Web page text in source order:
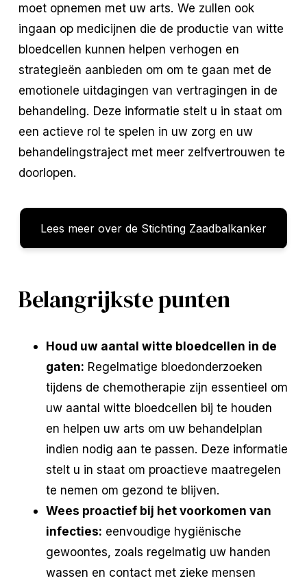
moet opnemen met uw arts. We zullen ook
ingaan op medicijnen die de productie van witte
bloedcellen kunnen helpen verhogen en
strategieën aanbieden om om te gaan met de
emotionele uitdagingen van vertragingen in de
behandeling. Deze informatie stelt u in staat om
een actieve rol te spelen in uw zorg en uw
behandelingstraject met meer zelfvertrouwen te
doorlopen.
Lees meer over de Stichting Zaadbalkanker
Belangrijkste punten
Houd uw aantal witte bloedcellen in de
gaten: Regelmatige bloedonderzoeken
tijdens de chemotherapie zijn essentieel om
uw aantal witte bloedcellen bij te houden
en helpen uw arts om uw behandelplan
indien nodig aan te passen. Deze informatie
stelt u in staat om proactieve maatregelen
te nemen om gezond te blijven.
Wees proactief bij het voorkomen van
infecties: eenvoudige hygiënische
gewoontes, zoals regelmatig uw handen
wassen en contact met zieke mensen